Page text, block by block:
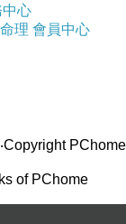
上，本業的收
透過投資創造
些運氣，所以
配適當的理財
享有樂活人生
中心
理 會員中心
‧Copyright PChome
of PChome